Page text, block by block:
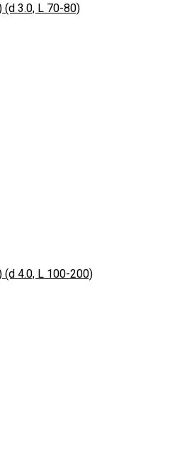
(d 3.0, L 70-80)
(d 4.0, L 100-200)